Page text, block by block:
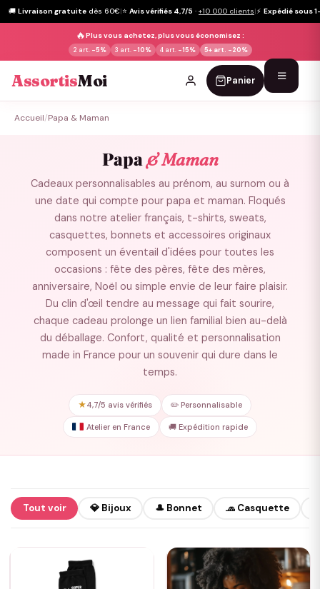
🚚 Livraison gratuite dès 60€|⭐ Avis vérifiés 4,7/5 · +10 000 clients|⚡ Expédié sous
🔥Plus vous achetez, plus vous économisez :
2 art. -5% 3 art. -10% 4 art. -15% 5+ art. -20%
AssortisMoi Panier
Accueil/Papa & Maman
Papa& Maman
Cadeaux personnalisables au prénom, au surnom ou à
une date qui compte pour papa et maman. Floqués
dans notre atelier français, t-shirts, sweats,
casquettes, bonnets et accessoires originaux
composent un éventail d'idées pour toutes les
occasions : fête des pères, fête des mères,
anniversaire, Noël ou simple envie de leur faire plaisir.
Du clin d'œil tendre au message qui fait sourire,
chaque cadeau prolonge un lien familial bien au-delà
du déballage. Confort, qualité et personnalisation
made in France pour un souvenir qui dure dans le
temps.
★4,7/5 avis vérifiés ✏️ Personnalisable
Atelier en France 🚚 Expédition rapide
Tout voir 💎 Bijoux 🎩 Bonnet 🧢 Casquette